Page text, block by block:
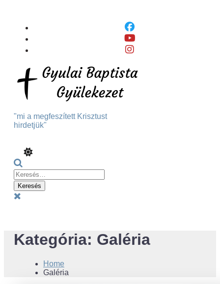
Content
"mi a megfeszített Krisztust
hirdetjük"
Keresés:
Kategória: Galéria
Home
Galéria